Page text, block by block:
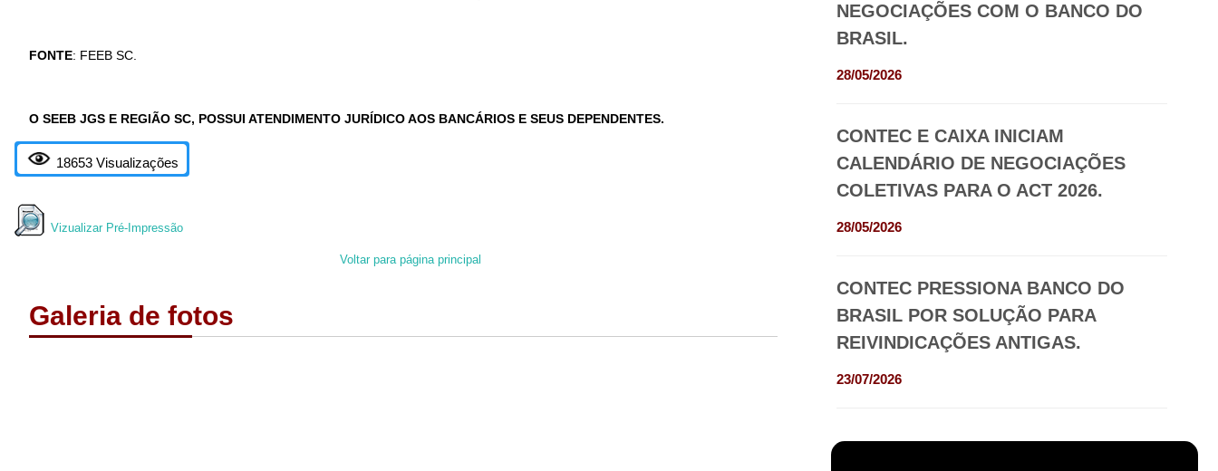
FONTE: FEEB SC.
O SEEB JGS E REGIÃO SC, POSSUI ATENDIMENTO JURÍDICO AOS BANCÁRIOS E SEUS DEPENDENTES.
18653 Visualizações
Vizualizar Pré-Impressão
Voltar para página principal
Galeria de fotos
NEGOCIAÇÕES COM O BANCO DO
BRASIL.
28/05/2026
CONTEC E CAIXA INICIAM
CALENDÁRIO DE NEGOCIAÇÕES
COLETIVAS PARA O ACT 2026.
28/05/2026
CONTEC PRESSIONA BANCO DO
BRASIL POR SOLUÇÃO PARA
REIVINDICAÇÕES ANTIGAS.
23/07/2026